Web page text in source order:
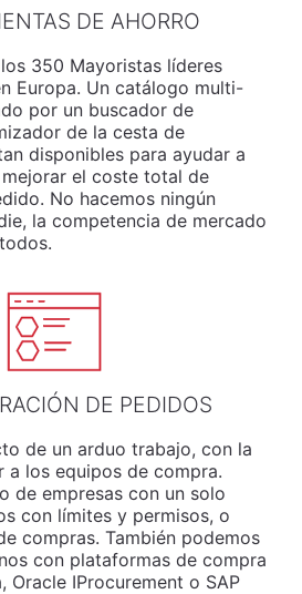
DE AHORRO
350 Mayoristas líderes
Europa. Un catálogo multi-
por un buscador de
de la cesta de
disponibles para ayudar a
el coste total de
No hacemos ningún
la competencia de mercado
DE PEDIDOS
de un arduo trabajo, con la
a los equipos de compra.
de empresas con un solo
con límites y permisos, o
compras. También podemos
con plataformas de compra
Oracle IProcurement o SAP